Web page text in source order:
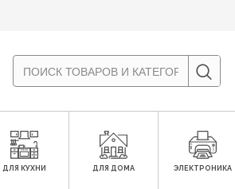
ДЛЯ КУХНИ ДЛЯ ДОМА ЭЛЕКТРОНИКА